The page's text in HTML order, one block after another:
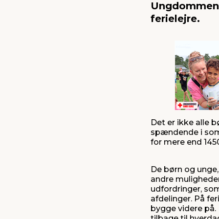
ferielejre.
Det er ikke alle
spændende i
for mere end
De børn og
andre
udfordringer,
afdelinger. På
bygge videre